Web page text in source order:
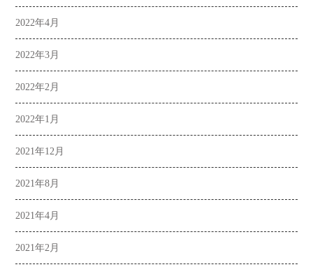
2022年4月
2022年3月
2022年2月
2022年1月
2021年12月
2021年8月
2021年4月
2021年2月